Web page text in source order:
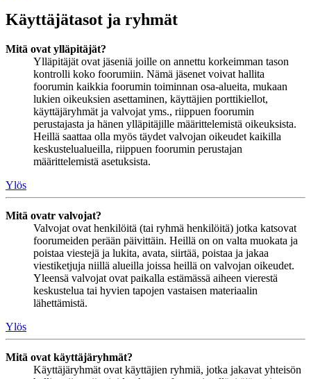
Käyttäjätasot ja ryhmät
Mitä ovat ylläpitäjät?
Ylläpitäjät ovat jäseniä joille on annettu korkeimman tason
kontrolli koko foorumiin. Nämä jäsenet voivat hallita
foorumin kaikkia foorumin toiminnan osa-alueita, mukaan
lukien oikeuksien asettaminen, käyttäjien porttikiellot,
käyttäjäryhmät ja valvojat yms., riippuen foorumin
perustajasta ja hänen ylläpitäjille määrittelemistä oikeuksista.
Heillä saattaa olla myös täydet valvojan oikeudet kaikilla
keskustelualueilla, riippuen foorumin perustajan
määrittelemistä asetuksista.
Ylös
Mitä ovatr valvojat?
Valvojat ovat henkilöitä (tai ryhmä henkilöitä) jotka katsovat
foorumeiden perään päivittäin. Heillä on on valta muokata ja
poistaa viestejä ja lukita, avata, siirtää, poistaa ja jakaa
viestiketjuja niillä alueilla joissa heillä on valvojan oikeudet.
Yleensä valvojat ovat paikalla estämässä aiheen vierestä
keskustelua tai hyvien tapojen vastaisen materiaalin
lähettämistä.
Ylös
Mitä ovat käyttäjäryhmät?
Käyttäjäryhmät ovat käyttäjien ryhmiä, jotka jakavat yhteisön